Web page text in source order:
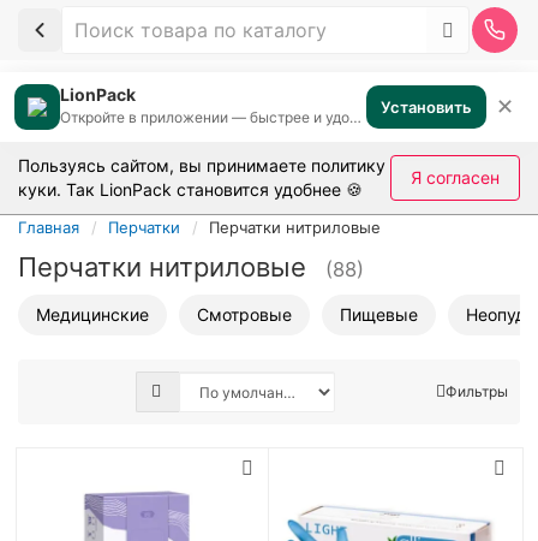
LionPack
Откройте в приложении — быстрее и удобнее Установить ✕
Пользуясь сайтом, вы принимаете политику
куки. Так LionPack становится удобнее 🍪
Я согласен
Главная Перчатки Перчатки нитриловые
Перчатки нитриловые (88)
Медицинские Смотровые Пищевые
Фильтры